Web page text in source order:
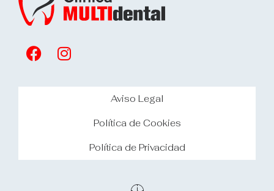
Aviso Legal
Política de Cookies
Política de Privacidad